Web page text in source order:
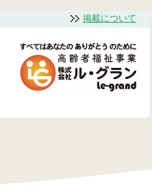
掲載について